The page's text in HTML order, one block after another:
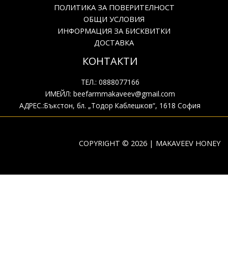
ПОЛИТИКА ЗА ПОВЕРИТЕЛНОСТ
ОБЩИ УСЛОВИЯ
ИНФОРМАЦИЯ ЗА БИСКВИТКИ
ДОСТАВКА
КОНТАКТИ
ТЕЛ.: 0888077166
ИМЕЙЛ: beefarmmakaveev@gmail.com
АДРЕС.:Бъкстон, бл. „Тодор Каблешков“, 1618 София
COPYRIGHT © 2026 | MAKAVEEV HONEY